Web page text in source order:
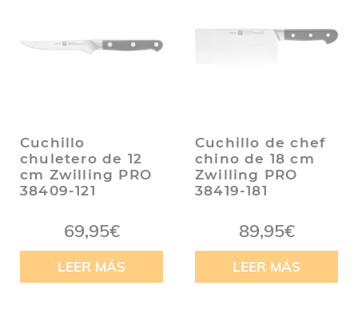
Cuchillo
chuletero de 12
cm Zwilling PRO
38409-121
69,95€
LEER MÁS
Cuchillo de chef
chino de 18 cm
Zwilling PRO
38419-181
89,95€
LEER MÁS